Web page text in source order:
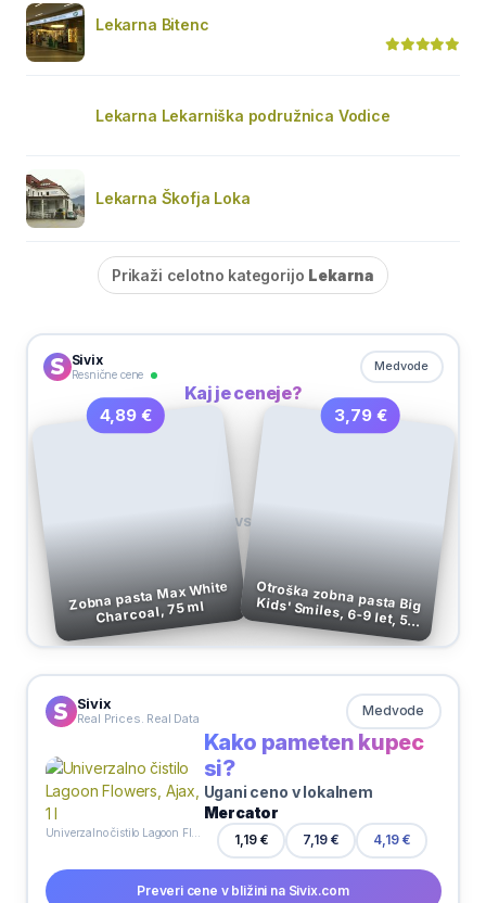
Lekarna Bitenc
Lekarna Lekarniška podružnica Vodice
Lekarna Škofja Loka
Prikaži celotno kategorijo Lekarna
Sivix
Resnične cene
Medvode
Kaj je ceneje?
4,89 €
Zobna pasta Max White
Charcoal, 75 ml
VS
3,79 €
Otroška zobna pasta Big
Kids' Smiles, 6-9 let, 50
ml
Sivix
Real Prices. Real Data Medvode
Kako pameten kupec
si?
Ugani ceno v lokalnem
Mercator
1,19 € 7,19 € 4,19 €
Preveri cene v bližini na Sivix.com